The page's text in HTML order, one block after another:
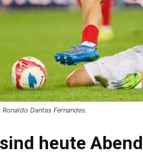
Dantas Fernandes.
heute Abend